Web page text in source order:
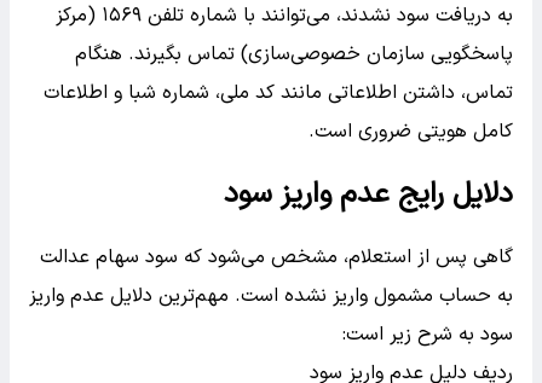
به دریافت سود نشدند، می‌توانند با شماره تلفن ۱۵۶۹ (مرکز
پاسخگویی سازمان خصوصی‌سازی) تماس بگیرند. هنگام
تماس، داشتن اطلاعاتی مانند کد ملی، شماره شبا و اطلاعات
کامل هویتی ضروری است.
دلایل رایج عدم واریز سود
گاهی پس از استعلام، مشخص می‌شود که سود سهام عدالت
به حساب مشمول واریز نشده است. مهم‌ترین دلایل عدم واریز
سود به شرح زیر است:
ردیف دلیل عدم واریز سود